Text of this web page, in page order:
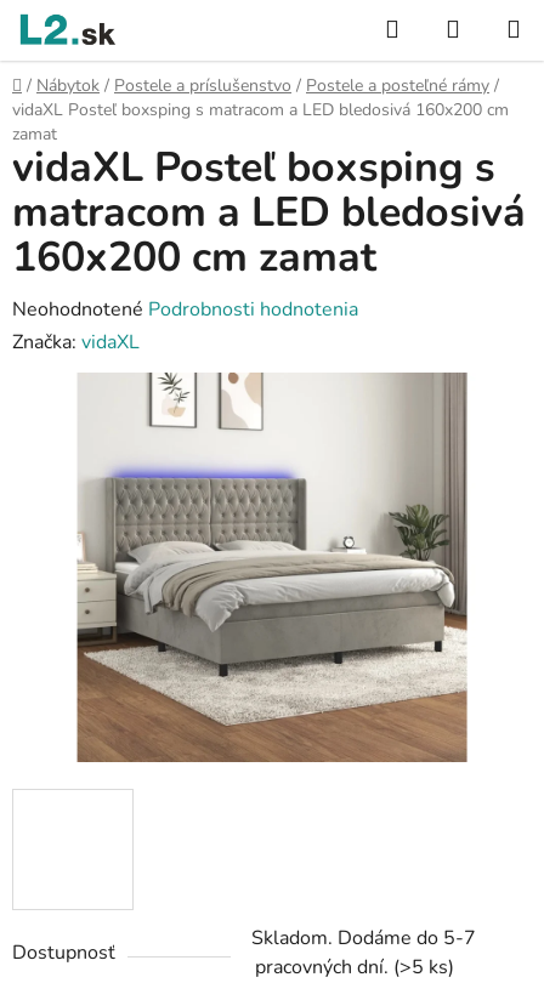
Prejsť
obsah
Hľadať
KOŠÍK
Domov
/ Nábytok / Postele a príslušenstvo / Postele a posteľné rámy /
vidaXL Posteľ boxsping s matracom a LED bledosivá 160x200 cm
zamat
Dostupnosť
Skladom. Dodáme do 5-7
pracovných dní. (>5 ks)
vidaXL Posteľ boxsping s
matracom a LED bledosivá
160x200 cm zamat
Priemerné
hodnotenie
produktu
hviezdičiek.
Neohodnotené Podrobnosti hodnotenia
Značka: vidaXL